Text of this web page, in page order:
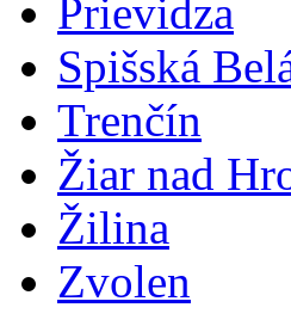
Prievidza
Spišská
Trenčín
Žiar nad
Žilina
Zvolen